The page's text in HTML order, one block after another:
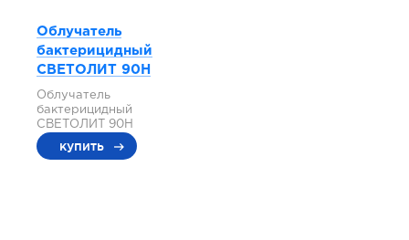
Облучатель
бактерицидный
СВЕТОЛИТ 90Н
Облучатель
бактерицидный
СВЕТОЛИТ 90Н
купить